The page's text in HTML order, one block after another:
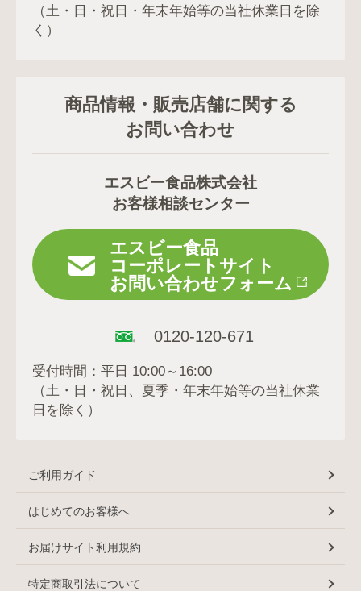
（土・日・祝日・年末年始等の当社休業日を除
く）
商品情報・販売店舗に関する
お問い合わせ
エスビー食品株式会社
お客様相談センター
エスビー食品
コーポレートサイト
お問い合わせフォーム
0120-120-671
受付時間：平日 10:00～16:00
（土・日・祝日、夏季・年末年始等の当社休業
日を除く）
ご利用ガイド
はじめてのお客様へ
お届けサイト利用規約
特定商取引法について